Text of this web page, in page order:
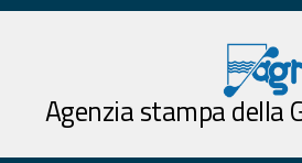
Agenzia stampa della